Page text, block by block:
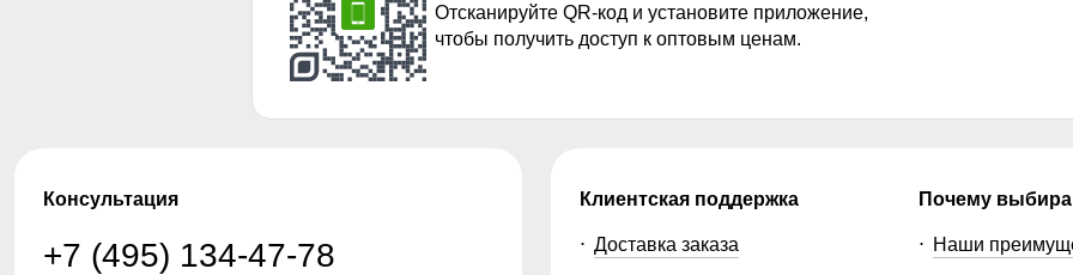
Отсканируйте QR-код и установите приложение,
чтобы получить доступ к оптовым ценам.
Консультация
+7 (495) 134-47-78
Клиентская поддержка
Доставка заказа
Почему
Наши